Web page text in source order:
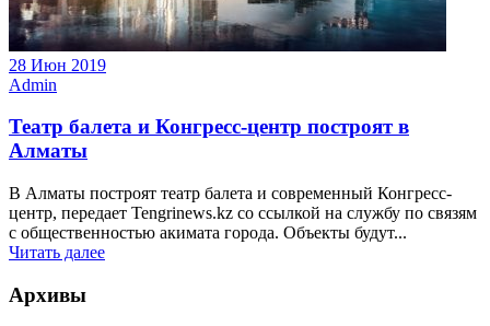
28 Июн 2019
Admin
Театр балета и Конгресс-центр построят в
Алматы
В Алматы построят театр балета и современный Конгресс-
центр, передает Tengrinews.kz со ссылкой на службу по связям
с общественностью акимата города. Объекты будут...
Читать далее
Архивы